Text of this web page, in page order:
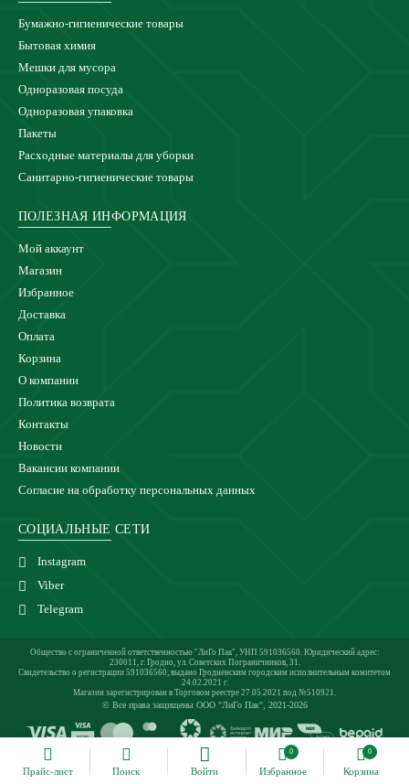
Прайс-лист Поиск Войти
0
Избранное
0
Корзина
Бумажно-гигиенические товары
Бытовая химия
Мешки для мусора
Одноразовая посуда
Одноразовая упаковка
Пакеты
Расходные материалы для уборки
Санитарно-гигиенические товары
ПОЛЕЗНАЯ ИНФОРМАЦИЯ
Мой аккаунт
Магазин
Избранное
Доставка
Оплата
Корзина
О компании
Политика возврата
Контакты
Новости
Вакансии компании
Согласие на обработку персональных данных
СОЦИАЛЬНЫЕ СЕТИ
Instagram
Viber
Telegram
Общество с ограниченной ответственностью "ЛиГо Пак", УНП 591036560. Юридический адрес:
230011, г. Гродно, ул. Советских Пограничников, 31.
Свидетельство о регистрации 591036560, выдано Гродненским городским исполнительным комитетом
24.02.2021 г.
Магазин зарегистрирован в Торговом реестре 27.05.2021 под №510921.
© Все права защищены ООО "ЛиГо Пак", 2021-2026